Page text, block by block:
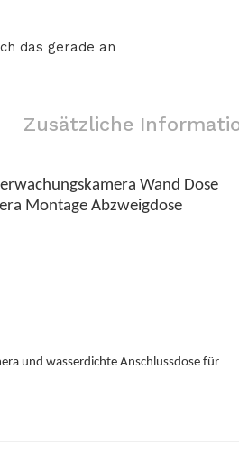
das gerade an
Zusätzliche
Wand Dose
Montage Abzweigdose
und wasserdichte Anschlussdose für